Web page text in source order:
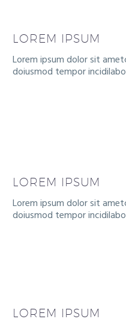
LOREM IPSUM
Lorem ipsum dolor sit
doiusmod tempor
LOREM IPSUM
Lorem ipsum dolor sit
doiusmod tempor
LOREM IPSUM